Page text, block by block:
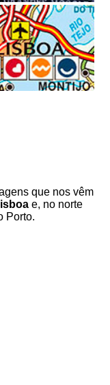
que nos vêm
e, no norte
Porto.